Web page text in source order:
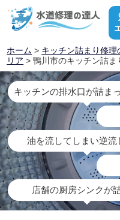
ホーム > キッチン詰まり修理
リア > 鴨川市のキッチン詰ま
キッチンの排水口が詰ま
油を流してしまい逆流
店舗の厨房シンクが